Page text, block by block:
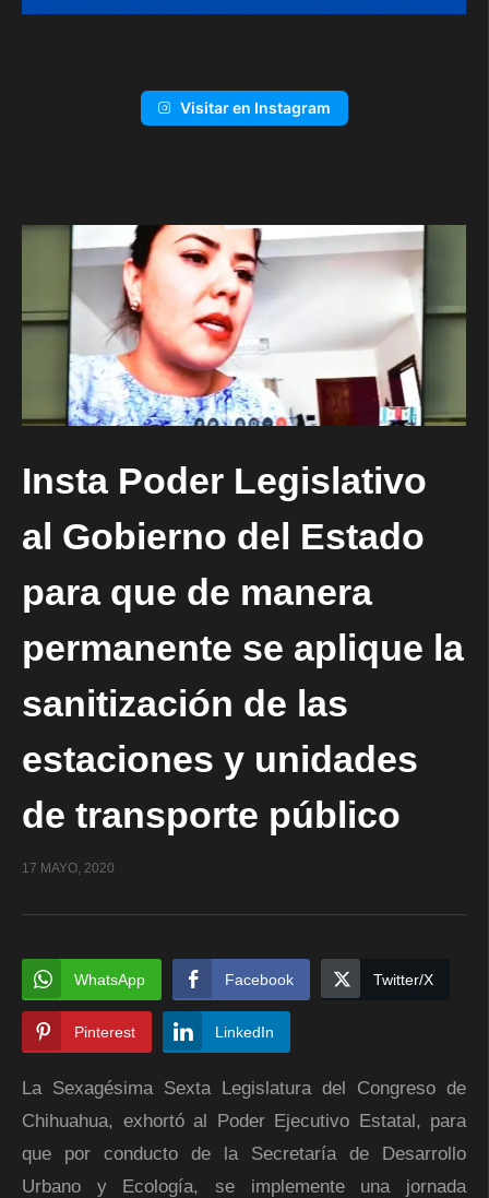
Visitar en Instagram
Insta Poder Legislativo
al Gobierno del Estado
para que de manera
permanente se aplique la
sanitización de las
estaciones y unidades
de transporte público
17 MAYO, 2020
WhatsApp Facebook Twitter/X
Pinterest LinkedIn
La Sexagésima Sexta Legislatura del Congreso de
Chihuahua, exhortó al Poder Ejecutivo Estatal, para
que por conducto de la Secretaría de Desarrollo
Urbano y Ecología, se implemente una jornada